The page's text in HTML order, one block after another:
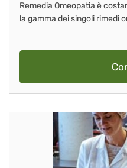
Remedia Omeopatia è
la gamma dei singoli rimedi